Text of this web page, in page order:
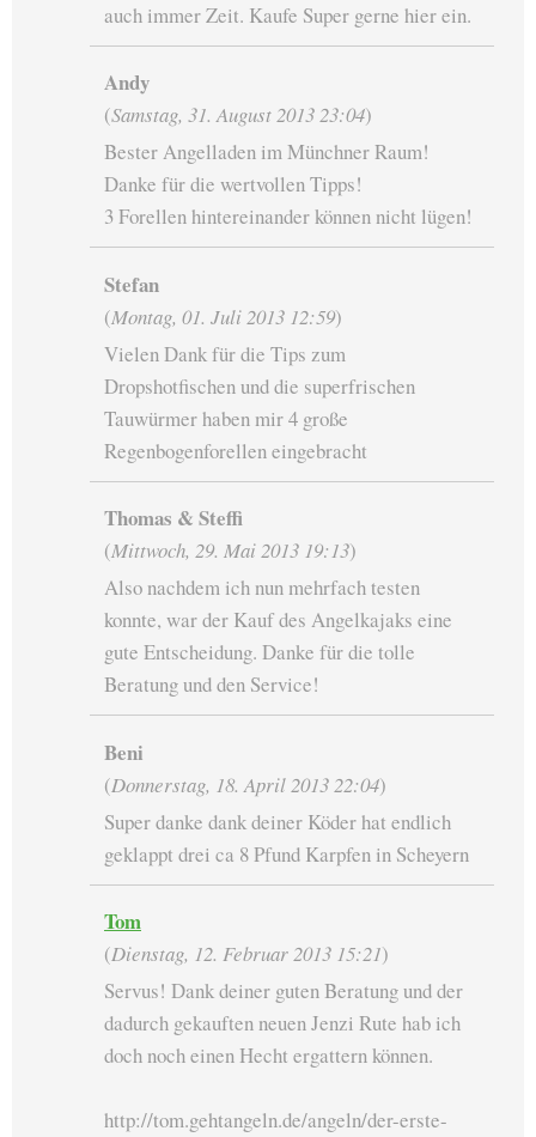
auch immer Zeit. Kaufe Super gerne hier ein.
Andy
(Samstag, 31. August 2013 23:04)
Bester Angelladen im Münchner Raum!
Danke für die wertvollen Tipps!
3 Forellen hintereinander können nicht lügen!
Stefan
(Montag, 01. Juli 2013 12:59)
Vielen Dank für die Tips zum
Dropshotfischen und die superfrischen
Tauwürmer haben mir 4 große
Regenbogenforellen eingebracht
Thomas & Steffi
(Mittwoch, 29. Mai 2013 19:13)
Also nachdem ich nun mehrfach testen
konnte, war der Kauf des Angelkajaks eine
gute Entscheidung. Danke für die tolle
Beratung und den Service!
Beni
(Donnerstag, 18. April 2013 22:04)
Super danke dank deiner Köder hat endlich
geklappt drei ca 8 Pfund Karpfen in Scheyern
Tom
(Dienstag, 12. Februar 2013 15:21)
Servus! Dank deiner guten Beratung und der
dadurch gekauften neuen Jenzi Rute hab ich
doch noch einen Hecht ergattern können.
http://tom.gehtangeln.de/angeln/der-erste-